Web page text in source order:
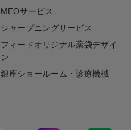
MEOサービス
シャープニングサービス
フィードオリジナル薬袋デザイ
ン
銀座ショールーム・診療機械